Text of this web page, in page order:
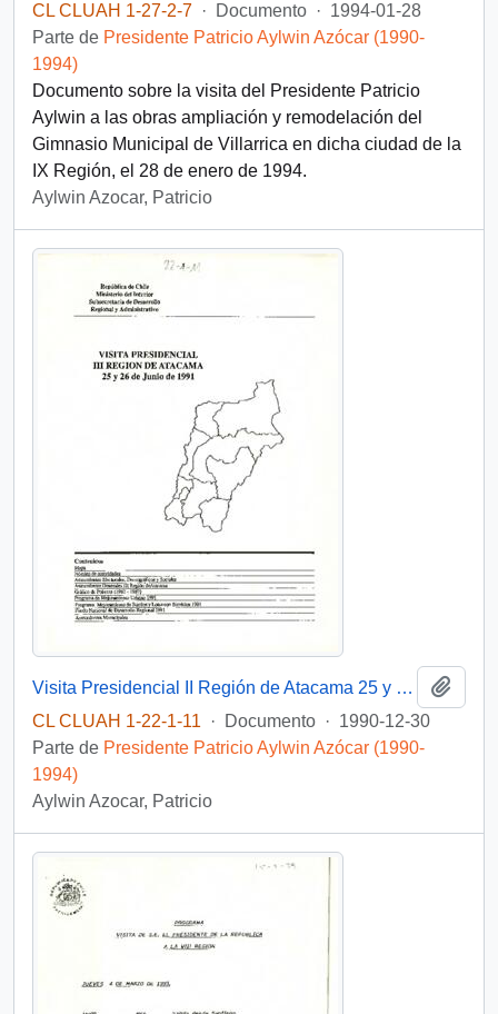
CL CLUAH 1-27-2-7 · Documento · 1994-01-28
Parte de Presidente Patricio Aylwin Azócar (1990-
1994)
Documento sobre la visita del Presidente Patricio
Aylwin a las obras ampliación y remodelación del
Gimnasio Municipal de Villarrica en dicha ciudad de la
IX Región, el 28 de enero de 1994.
Aylwin Azocar, Patricio
Visita Presidencial II Región de Atacama 25 y 26 de junio de 1991.
CL CLUAH 1-22-1-11
· Documento · 1990-12-30
Parte de Presidente Patricio Aylwin Azócar (1990-
1994)
Aylwin Azocar, Patricio